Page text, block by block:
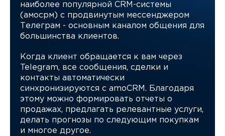
наиболее популярной CRM-системы
(амосрм) с продвинутым мессенджером
Телеграм - основным каналом общения для
большинства клиентов.
Когда клиент обращается к вам через
Telegram, все сообщения, сделки и
контакты автоматически
синхронизируются с amoCRM. Благодаря
этому можно формировать отчеты о
продажах, предлагать релевантные услуги,
делать прогнозы по следующим покупкам
и многое другое.